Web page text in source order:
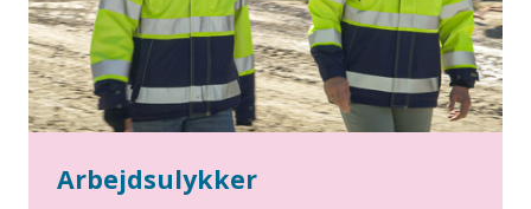
Arbejdsulykker